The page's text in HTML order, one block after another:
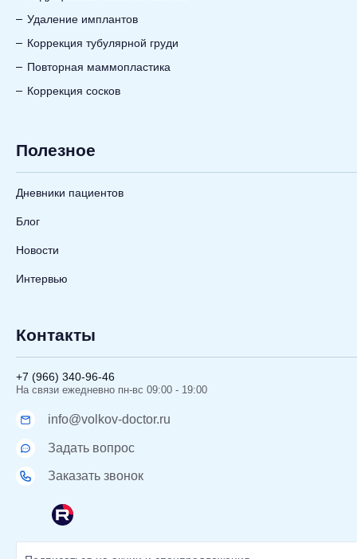
Удаление имплантов
Коррекция тубулярной груди
Повторная маммопластика
Коррекция сосков
Полезное
Дневники пациентов
Блог
Новости
Интервью
Контакты
+7 (966) 340-96-46
На связи ежедневно пн-вс 09:00 - 19:00
info@volkov-doctor.ru
Задать вопрос
Заказать звонок